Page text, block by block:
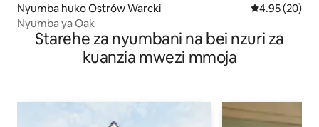
Nyumba huko Ostrów Warcki Ukadiriaji wa
4.95 (20)
Nyumba ya Oak
Starehe za nyumbani na bei nzuri za
kuanzia mwezi mmoja